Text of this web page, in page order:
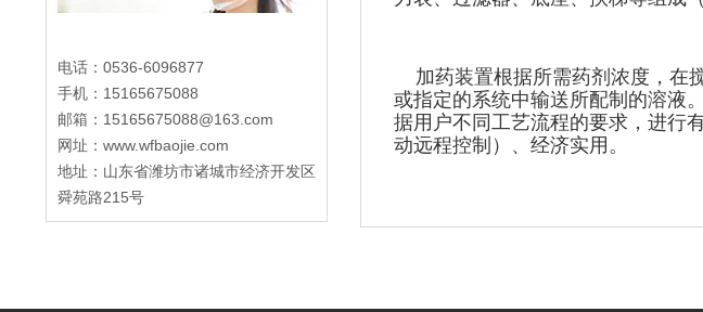
电话：0536-6096877
手机：15165675088
邮箱：15165675088@163.com
网址：www.wfbaojie.com
地址：山东省潍坊市诸城市经济开发区
舜苑路215号
加药装置根据所需药剂浓度，在
或指定的系统中输送所配制的溶液
据用户不同工艺流程的要求，进行
动远程控制）、经济实用。